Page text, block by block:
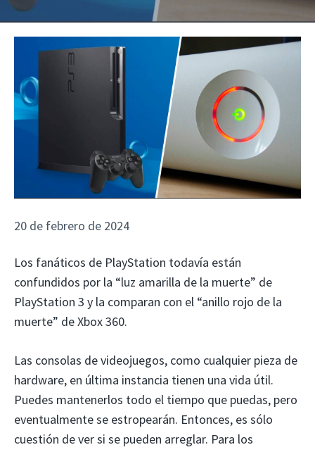
20 de febrero de 2024
Los fanáticos de PlayStation todavía están
confundidos por la “luz amarilla de la muerte” de
PlayStation 3 y la comparan con el “anillo rojo de la
muerte” de Xbox 360.
Las consolas de videojuegos, como cualquier pieza de
hardware, en última instancia tienen una vida útil.
Puedes mantenerlos todo el tiempo que puedas, pero
eventualmente se estropearán. Entonces, es sólo
cuestión de ver si se pueden arreglar. Para los